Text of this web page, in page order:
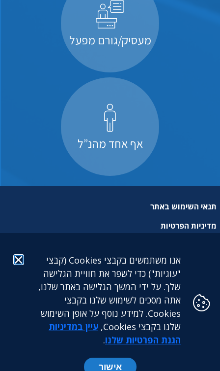
מעסיק/גורם מפעל
אף אחד מהנ”ל
תנאי השימוש באתר
מדיניות הפרטיות
הצהרת נגישות
גילעד גמלאות לעובדים דתיים בע"מ: מגדל הכשרת היישוב (קומה
פקס: 03-5765891
כל הזכויות שמורות לקרן גילעד ©
אנו משתמשים בקבצי Cookies (קבצי
"עוגיות") כדי לשפר את חוויית הגלישה
שלך. על ידי המשך הגלישה באתר שלנו,
אתה מסכים לשימוש שלנו בקבצי
Cookies. למידע נוסף על אופן השימוש
שלנו בקבצי Cookies,
עיין במדיניות
הגנת הפרטיות שלנו.
אישור